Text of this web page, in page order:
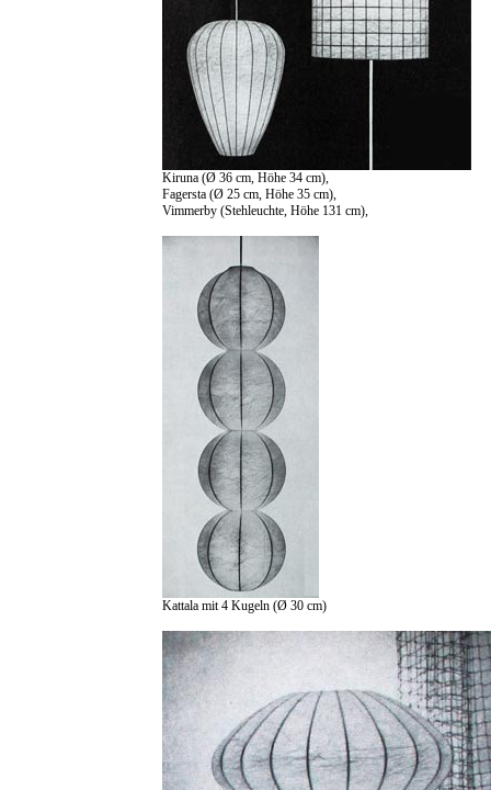
Kiruna (Ø 36 cm, Höhe 34 cm),
Fagersta (Ø 25 cm, Höhe 35 cm),
Vimmerby (Stehleuchte, Höhe 131 cm),
Kattala mit 4 Kugeln (Ø 30 cm)